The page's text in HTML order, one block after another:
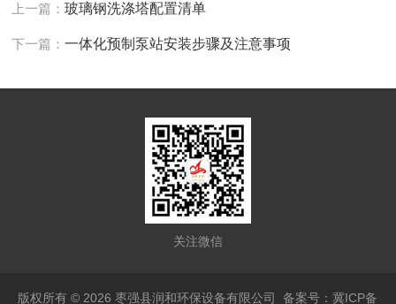
上一篇：玻璃钢洗涤塔配置清单
下一篇：一体化预制泵站安装步骤及注意事项
关注微信
版权所有 © 2026 枣强县润和环保设备有限公司备案号：冀ICP备